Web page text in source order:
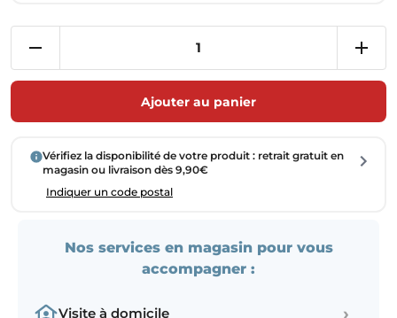
Ajouter au panier
Vérifiez la disponibilité de votre produit : retrait gratuit en
magasin ou livraison dès 9,90€
Indiquer un code postal
Nos services en magasin pour vous
accompagner :
Visite à domicile ›